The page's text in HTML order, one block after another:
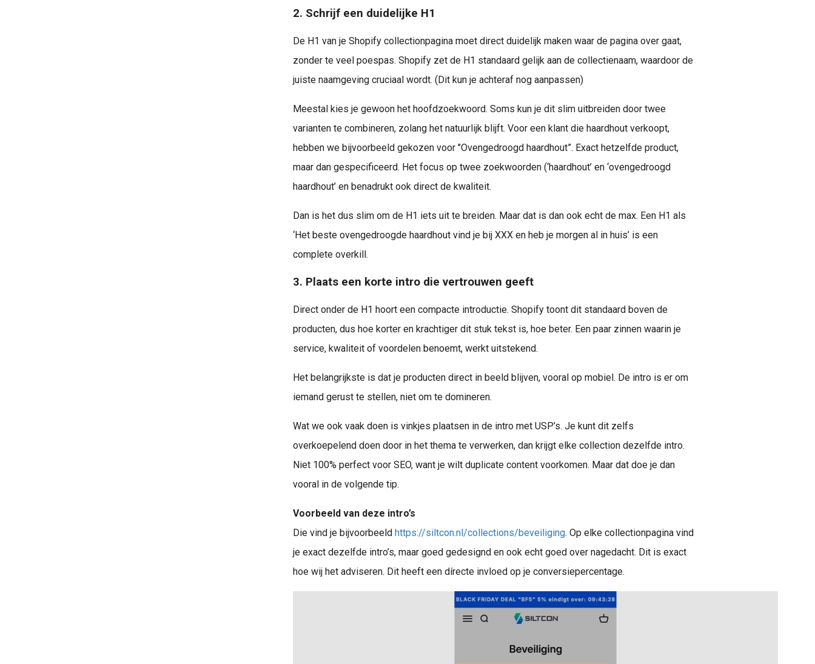
2. Schrijf een duidelijke H1
De H1 van je Shopify collectionpagina moet direct duidelijk maken waar de pagina over gaat,
zonder te veel poespas. Shopify zet de H1 standaard gelijk aan de collectienaam, waardoor de
juiste naamgeving cruciaal wordt. (Dit kun je achteraf nog aanpassen)
Meestal kies je gewoon het hoofdzoekwoord. Soms kun je dit slim uitbreiden door twee
varianten te combineren, zolang het natuurlijk blijft. Voor een klant die haardhout verkoopt,
hebben we bijvoorbeeld gekozen voor "Ovengedroogd haardhout”. Exact hetzelfde product,
maar dan gespecificeerd. Het focus op twee zoekwoorden (‘haardhout’ en ‘ovengedroogd
haardhout’ en benadrukt ook direct de kwaliteit.
Dan is het dus slim om de H1 iets uit te breiden. Maar dat is dan ook echt de max. Een H1 als
‘Het beste ovengedroogde haardhout vind je bij XXX en heb je morgen al in huis’ is een
complete overkill.
3. Plaats een korte intro die vertrouwen geeft
Direct onder de H1 hoort een compacte introductie. Shopify toont dit standaard boven de
producten, dus hoe korter en krachtiger dit stuk tekst is, hoe beter. Een paar zinnen waarin je
service, kwaliteit of voordelen benoemt, werkt uitstekend.
Het belangrijkste is dat je producten direct in beeld blijven, vooral op mobiel. De intro is er om
iemand gerust te stellen, niet om te domineren.
Wat we ook vaak doen is vinkjes plaatsen in de intro met USP’s. Je kunt dit zelfs
overkoepelend doen door in het thema te verwerken, dan krijgt elke collection dezelfde intro.
Niet 100% perfect voor SEO, want je wilt duplicate content voorkomen. Maar dat doe je dan
vooral in de volgende tip.
Voorbeeld van deze intro’s
Die vind je bijvoorbeeld https://siltcon.nl/collections/beveiliging. Op elke collectionpagina vind
je exact dezelfde intro’s, maar goed gedesignd en ook echt goed over nagedacht. Dit is exact
hoe wij het adviseren. Dit heeft een dírecte invloed op je conversiepercentage.